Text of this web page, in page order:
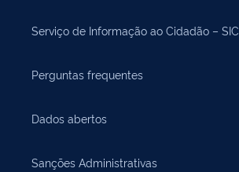
Serviço de Informação ao Cidadão – SIC
Perguntas frequentes
Dados abertos
Sanções Administrativas